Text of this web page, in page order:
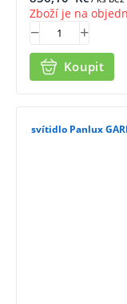
Zboží je na
Koupit
svítidlo Panlux